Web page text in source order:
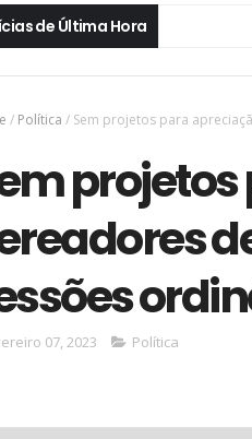
de Última Hora
/ Política / Sem projetos para
07, 2023 Política